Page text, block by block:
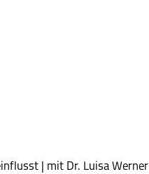
| mit Dr. Luisa Werner